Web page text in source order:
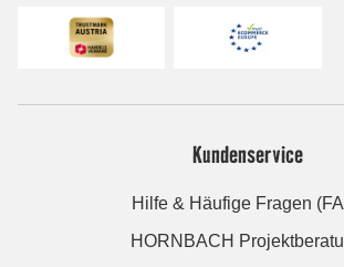
Kundenservice
Hilfe & Häufige Fragen
HORNBACH